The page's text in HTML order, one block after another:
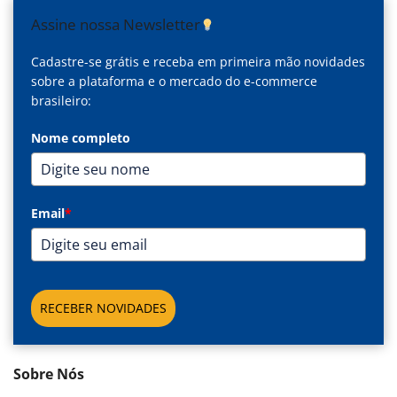
Assine nossa Newsletter
Cadastre-se grátis e receba em primeira mão novidades
sobre a plataforma e o mercado do e-commerce
brasileiro:
Nome completo
Email*
RECEBER NOVIDADES
Sobre Nós